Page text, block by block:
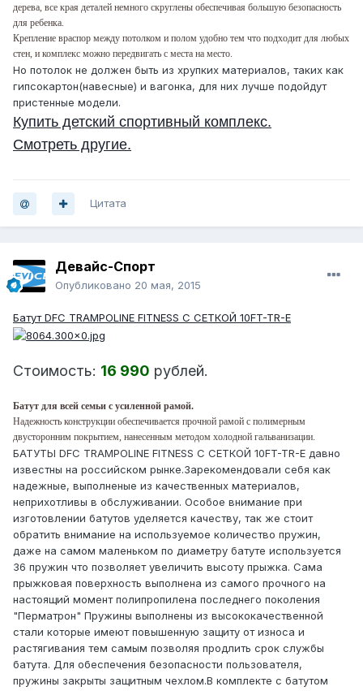
дерева, все края деталей немного скруглены обеспечивая большую безопасность
для ребенка.
Крепление враспор между потолком и полом удобно тем что подходит для любых
стен, и комплекс можно передвигать с места на место.
Но потолок не должен быть из хрупких материалов, таких как
гипсокартон(навесные) и вагонка, для них лучше подойдут
пристенные модели.
Купить детский спортивный комплекс.
Смотреть другие.
Цитата
Девайс-Спорт
Опубликовано 20 мая, 2015
Батут DFC TRAMPOLINE FITNESS С СЕТКОЙ 10FT-TR-E
Стоимость: 16 990 рублей.
Батут для всей семьи с усиленной рамой.
Надежность конструкции обеспечивается прочной рамой с полимерным
двусторонним покрытием, нанесенным методом холодной гальванизации.
БАТУТЫ DFC TRAMPOLINE FITNESS С СЕТКОЙ 10FT-TR-E давно
известны на российском рынке.Зарекомендовали себя как
надежные, выполненые из качественных материалов,
неприхотливы в обслуживании. Особое внимание при
изготовлении батутов уделяется качеству, так же стоит
обратить внимание на используемое количество пружин,
даже на самом маленьком по диаметру батуте используется
36 пружин что позволяет увеличить высоту прыжка. Сама
прыжковая поверхность выполнена из самого прочного на
настоящий момент полипропилена последнего поколения
"Перматрон" Пружины выполнены из высококачественной
стали которые имеют повышенную защиту от износа и
растягивания тем самым позволяя продлить срок службы
батута. Для обеспечения безопасности пользователя,
пружины закрыты защитным чехлом.В комплекте с батутом